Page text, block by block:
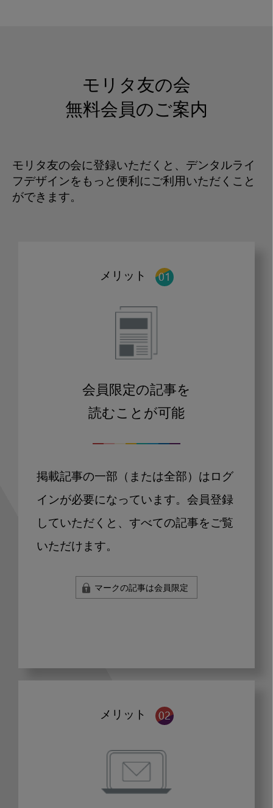
モリタ友の会
無料会員のご案内
モリタ友の会に登録いただくと、デンタルライ
フデザインをもっと便利にご利用いただくこと
ができます。
メリット
会員限定の記事を
読むことが可能
掲載記事の一部（または全部）はログ
インが必要になっています。会員登録
していただくと、すべての記事をご覧
いただけます。
マークの記事は会員限定
メリット